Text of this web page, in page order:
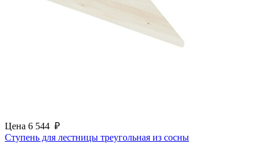
Цена 6 544 ₽
Ступень для лестницы треугольная из сосны